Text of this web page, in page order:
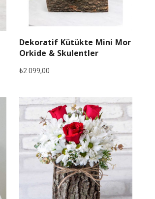
Dekoratif Kütükte Mini Mor
Orkide & Skulentler
₺2.099,00